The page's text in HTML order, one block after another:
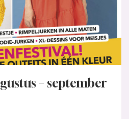
– september